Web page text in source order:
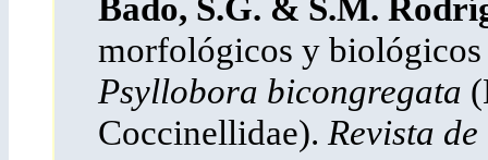
Bado, S.G. & S.M.
morfológicos y
Psyllobora bicongregata
Coccinellidae). Revista